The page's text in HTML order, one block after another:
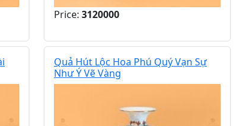
Price: 3120000
Quả Hút Lộc Hoa Phú Quý Vạn Sự
Như Ý Vẽ Vàng